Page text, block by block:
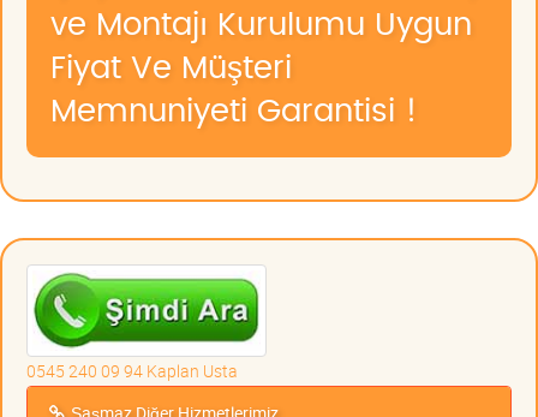
ve Montajı Kurulumu Uygun
Fiyat Ve Müşteri
Memnuniyeti Garantisi !
0545 240 09 94 Kaplan Usta